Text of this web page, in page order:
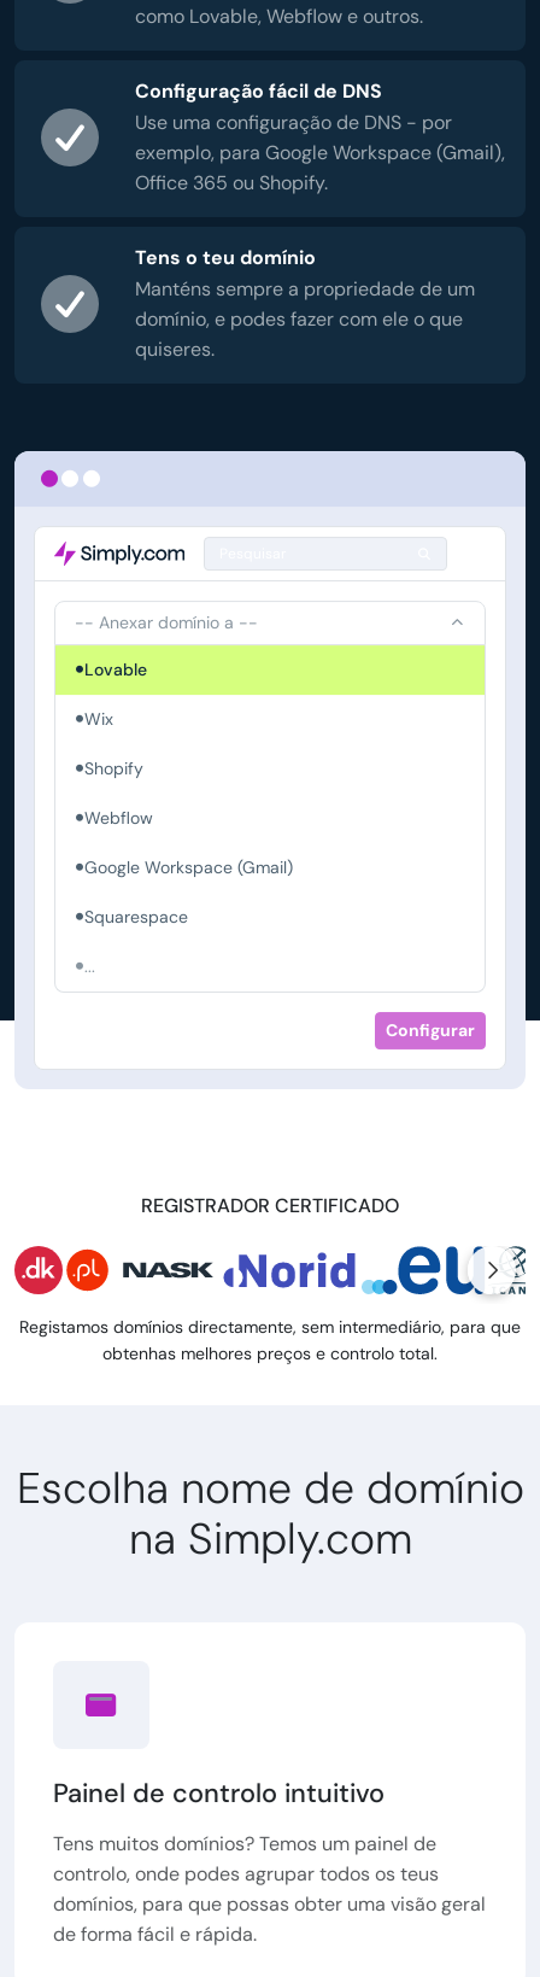
como Lovable, Webflow e outros.
Configuração fácil de DNS
Use uma configuração de DNS - por
exemplo, para Google Workspace (Gmail),
Office 365 ou Shopify.
Tens o teu domínio
Manténs sempre a propriedade de um
domínio, e podes fazer com ele o que
quiseres.
-- Anexar domínio a --
Lovable
Wix
Shopify
Webflow
Google Workspace (Gmail)
Squarespace
...
Configurar
REGISTRADOR CERTIFICADO
Registamos domínios directamente, sem intermediário, para que
obtenhas melhores preços e controlo total.
Escolha nome de domínio
na Simply.com
Painel de controlo intuitivo
Tens muitos domínios? Temos um painel de
controlo, onde podes agrupar todos os teus
domínios, para que possas obter uma visão geral
de forma fácil e rápida.